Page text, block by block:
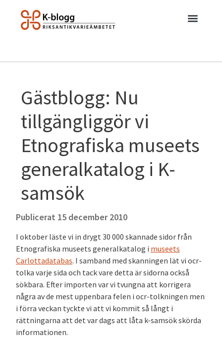
Gästblogg: Nu
tillgängliggör vi
Etnografiska museets
generalkatalog i K-
samsök
Publicerat 15 december 2010
I oktober läste vi in drygt 30 000 skannade sidor från
Etnografiska museets generalkatalog i museets
Carlottadatabas. I samband med skanningen lät vi ocr-
tolka varje sida och tack vare detta är sidorna också
sökbara. Efter importen var vi tvungna att korrigera
några av de mest uppenbara felen i ocr-tolkningen men
i förra veckan tyckte vi att vi kommit så långt i
rättningarna att det var dags att låta k-samsök skörda
informationen.